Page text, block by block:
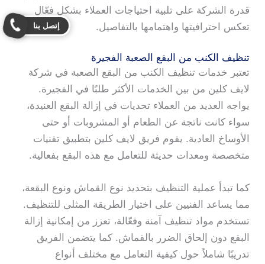
قدرة الشركة على تلبية احتياجات العملاء بشكل فعّال
تعكس احترافيتها واهتمامها بالتفاصيل.
تنظيف الكنب من البقع الصعبة الفجيرة
تعتبر خدمات تنظيف الكنب من البقع الصعبة في شركة
لايف كلين من بين الخدمات الأكثر طلبًا في الفجيرة.
يواجه العديد من العملاء تحديات في إزالة البقع العنيدة،
سواء كانت ناتجة عن الطعام أو المشروبات أو حتى
الأوساخ العادية. يقوم فريق لايف كلين بتطبيق تقنيات
متخصصة ومعدات حديثة للتعامل مع هذه البقع بفعالية.
كما تبدأ عملية التنظيف بتحديد نوع القماش ونوع البقعة،
مما يساعد الفنيين على اختيار الطريقة المثلى للتنظيف.
تستخدم مواد تنظيف آمنة وفعّالة، تعزز من إمكانية إزالة
البقع دون إلحاق الضرر بالقماش. كما يتضمن الفريق
تدريبًا شاملاً حول كيفية التعامل مع مختلف أنواع
إتصل بنا